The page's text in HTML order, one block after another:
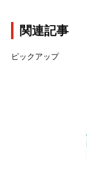
関連記事
ピックアップ